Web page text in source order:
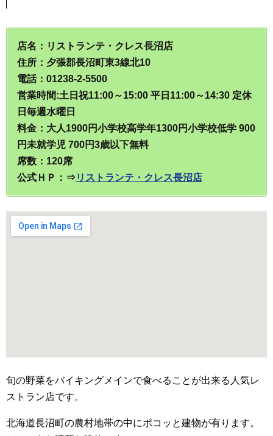
店名：リストランテ・クレス長沼店
住所：夕張郡長沼町東3線北10
電話：01238-2-5500
営業時間:土日祝11:00～15:00 平日11:00～14:30 定休
日毎週水曜日
料金：大人1900円小学校高学年1300円小学校低学 900
円未就学児 700円3歳以下無料
席数：120席
公式ＨＰ：⇒リストランテ・クレス長沼店
旬の野菜をバイキングメインで食べることが出来る人気レ
ストラン店です。
北海道長沼町の農村地帯の中にポコッと建物が有ります。